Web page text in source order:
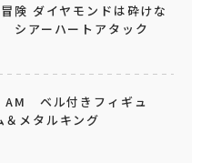
険 ダイヤモンドは砕けな
シアーハートアタック
AM ベル付きフィギュ
メタルキング